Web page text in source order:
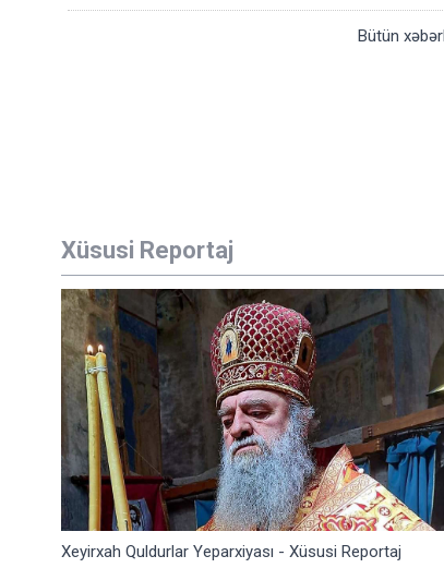
Bütün
Xüsusi Reportaj
Xeyirxah Quldurlar Yeparxiyası - Xüsusi Reportaj